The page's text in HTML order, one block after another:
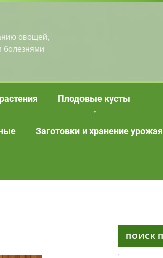
овощей,
болезнями
Плодовые кусты
Заготовки и хранение урожая
ПОИСК